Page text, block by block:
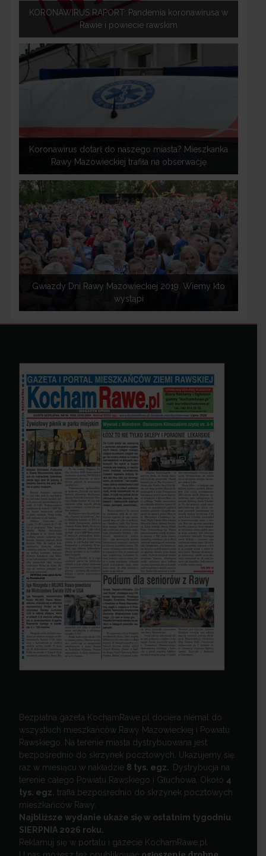
KORONAWIRUS RAPORT: Pandemia koronawirusa w
Rawie i powiecie rawskim
Koronawirus dotarł do naszego miasta? Mieszkanka
Rawy Mazowieckiej trafiła na obserwację
Gwiazdy Dni Rawy Mazowieckiej 2019. Wiemy kto
wystąpi
Bezpłatna gazeta KochamRawe.pl dociera niemal do
wszystkich mieszkańców Rawy Mazowieckiej i Powiatu
Rawskiego. Na terenie miasta dystrybuowana jest
bezpośrednio do skrzynek pocztowych. Ukazujemy się
raz w miesiącu w nakładzie 8 tys. egz.
Dystrybucja na
terenie całego Powiatu Rawskiego i Głuchowa. Około 4
tys. egz. trafia bezpośrednio do skrzynek pocztowych
mieszkańców Rawy.
Najbliższe wydanie ukaże się w ostatnim tygodniu
SIERPNIA 2026 roku.
Reklamuj się w portalu i gazecie KochamRawe.pl